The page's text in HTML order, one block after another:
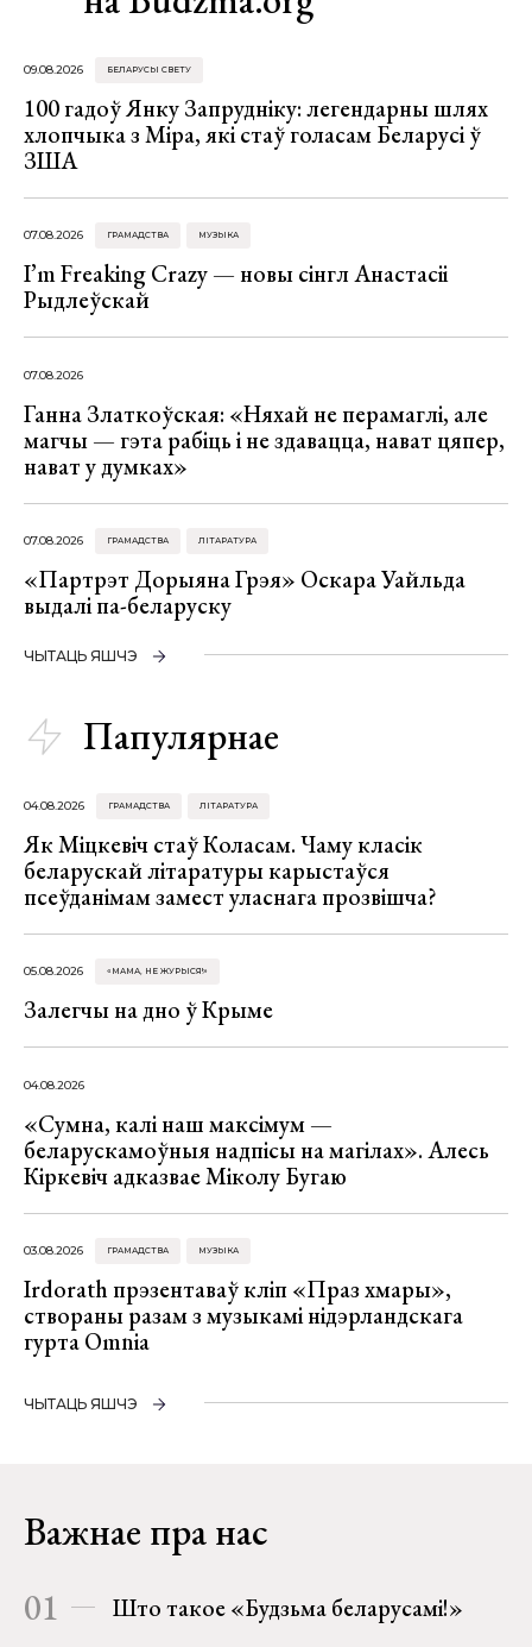
09.08.2026 БЕЛАРУСЫ СВЕТУ
100 гадоў Янку Запрудніку: легендарны шлях
хлопчыка з Міра, які стаў голасам Беларусі ў
ЗША
07.08.2026 ГРАМАДСТВА МУЗЫКА
I’m Freaking Crazy — новы сінгл Анастасіі
Рыдлеўскай
07.08.2026
Ганна Златкоўская: «Няхай не перамаглі, але
магчы — гэта рабіць і не здавацца, нават цяпер,
нават у думках»
07.08.2026 ГРАМАДСТВА ЛІТАРАТУРА
«Партрэт Дорыяна Грэя» Оскара Уайльда
выдалі па-беларуску
ЧЫТАЦЬ ЯШЧЭ
Папулярнае
04.08.2026 ГРАМАДСТВА ЛІТАРАТУРА
Як Міцкевіч стаў Коласам. Чаму класік
беларускай літаратуры карыстаўся
псеўданімам замест уласнага прозвішча?
05.08.2026 «МАМА, НЕ ЖУРЫСЯ!»
Залегчы на дно ў Крыме
04.08.2026
«Сумна, калі наш максімум —
беларускамоўныя надпісы на магілах». Алесь
Кіркевіч адказвае Міколу Бугаю
03.08.2026 ГРАМАДСТВА МУЗЫКА
Irdorath прэзентаваў кліп «Праз хмары»,
створаны разам з музыкамі нідэрландскага
гурта Omnia
ЧЫТАЦЬ ЯШЧЭ
Важнае пра нас
01 Што такое «Будзьма беларусамі!»